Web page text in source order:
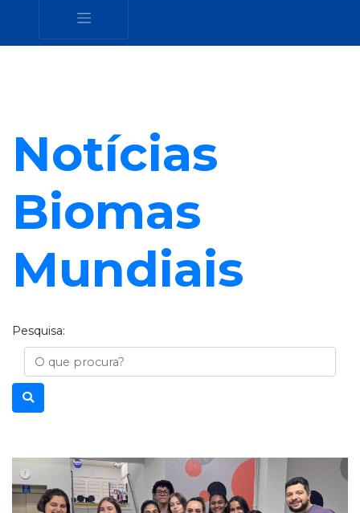
Notícias
Biomas
Mundiais
Pesquisa:
Busca